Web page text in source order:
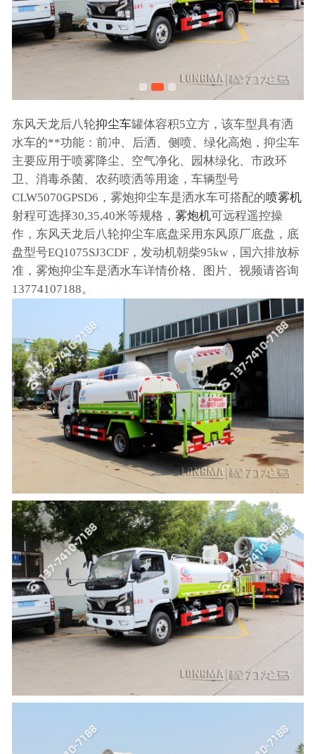
东风天龙后八轮抑尘车罐体容积5立方，该车型具有洒
水车的**功能：前冲、后洒、侧喷、绿化高炮，抑尘车
主要应用于喷雾降尘、空气净化、园林绿化、市政环
卫、消毒杀菌、农药喷洒等用途，车辆型号
CLW5070GPSD6，雾炮抑尘车是洒水车可搭配的喷雾机
射程可选择30,35,40米等规格， 雾炮机可远程遥控操
作，东风天龙后八轮抑尘车底盘采用东风原厂底盘，底
盘型号EQ1075SJ3CDF，发动机朝柴95kw，国六排放标
准，雾炮抑尘车是洒水车详情价格、图片、视频请咨询
13774107188。